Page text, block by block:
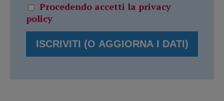
Procedendo accetti la privacy
policy